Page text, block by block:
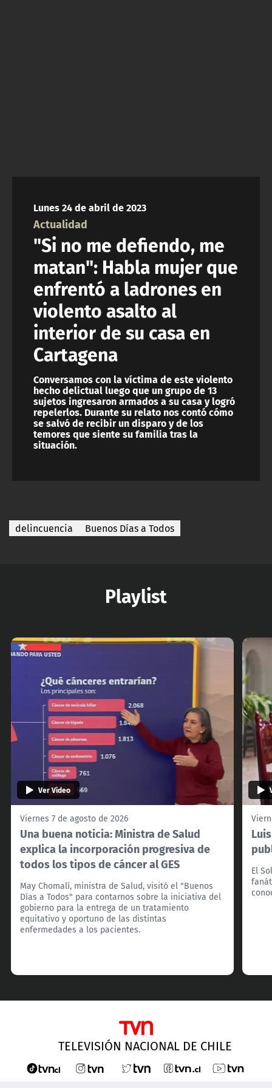
Lunes 24 de abril de 2023
Actualidad
"Si no me defiendo, me
matan": Habla mujer que
enfrentó a ladrones en
violento asalto al
interior de su casa en
Cartagena
Conversamos con la víctima de este violento
hecho delictual luego que un grupo de 13
sujetos ingresaron armados a su casa y logró
repelerlos. Durante su relato nos contó cómo
se salvó de recibir un disparo y de los
temores que siente su familia tras la
situación.
delincuencia Buenos Días a Todos
Playlist
Ver Video
Viernes 7 de agosto de 2026
Una buena noticia: Ministra de Salud
explica la incorporación progresiva de
todos los tipos de cáncer al GES
May Chomalí, ministra de Salud, visitó el "Buenos
Días a Todos" para contarnos sobre la iniciativa del
gobierno para la entrega de un tratamiento
equitativo y oportuno de las distintas
enfermedades a los pacientes.
El
TELEVISIÓN NACIONAL DE CHILE